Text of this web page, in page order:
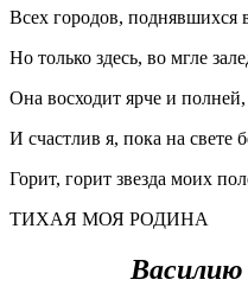
Всех городов, поднявшихся
Но только здесь, во мгле
Она восходит ярче и полней,
И счастлив я, пока на свете
Горит, горит звезда моих
ТИХАЯ МОЯ РОДИНА
Василию